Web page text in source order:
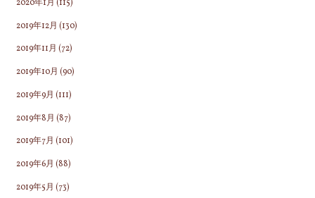
2020年1月 (115)
2019年12月 (130)
2019年11月 (72)
2019年10月 (90)
2019年9月 (111)
2019年8月 (87)
2019年7月 (101)
2019年6月 (88)
2019年5月 (73)